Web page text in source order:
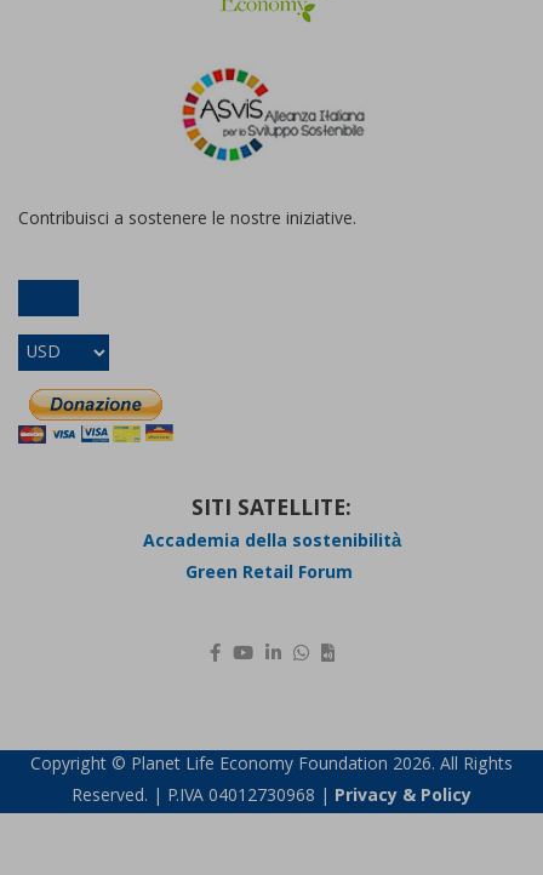
Contribuisci a sostenere le nostre iniziative.
SITI SATELLITE:
Accademia della sostenibilità
Green Retail Forum
Copyright © Planet Life Economy Foundation 2026. All Rights
Reserved. | P.IVA 04012730968 | Privacy & Policy